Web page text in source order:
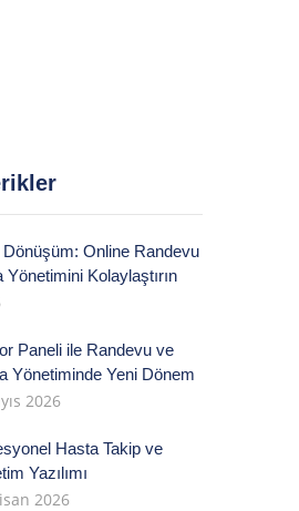
Online Randevu
Kolaylaştırın
Paneli ile Randevu ve
Yönetiminde Yeni Dönem
2026
Hasta Takip ve
Yazılımı
2026